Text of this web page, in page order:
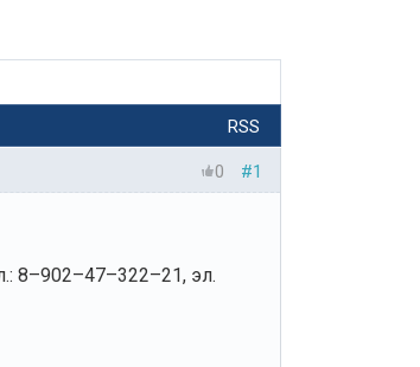
RSS
#1
0
8–902–47–322–21, эл.